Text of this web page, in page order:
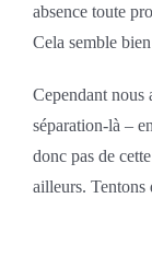
absence toute
Cela semble
Cependant nous
séparation-là –
donc pas de
ailleurs. Tentons